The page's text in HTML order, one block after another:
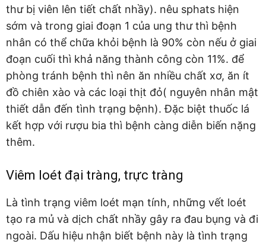
thư bị viên lên tiết chất nhầy). nêu sphats hiện
sớm và trong giai đoạn 1 của ung thư thì bệnh
nhân có thể chữa khỏi bệnh là 90% còn nếu ở giai
đoạn cuối thì khả năng thành công còn 11%. để
phòng tránh bệnh thì nên ăn nhiều chất xơ, ăn ít
đồ chiên xào và các loại thịt đỏ( nguyên nhân mật
thiết dẫn đến tình trạng bệnh). Đặc biệt thuốc lá
kết hợp với rượu bia thì bệnh càng diễn biến nặng
thêm.
Viêm loét đại tràng, trực tràng
Là tình trạng viêm loét mạn tính, những vết loét
tạo ra mủ và dịch chất nhầy gây ra đau bụng và đi
ngoài. Dấu hiệu nhận biết bệnh này là tình trạng